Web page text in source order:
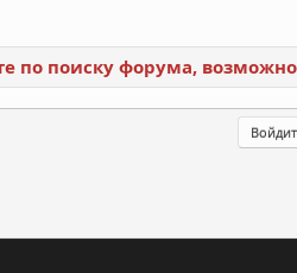
по поиску форума,